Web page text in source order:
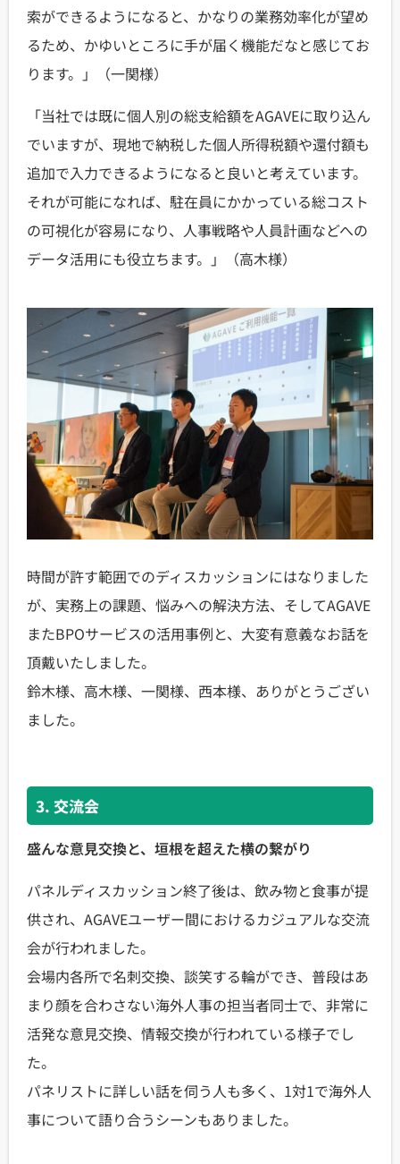
索ができるようになると、かなりの業務効率化が望め
るため、かゆいところに手が届く機能だなと感じてお
ります。」（一関様）
「当社では既に個人別の総支給額をAGAVEに取り込ん
でいますが、現地で納税した個人所得税額や還付額も
追加で入力できるようになると良いと考えています。
それが可能になれば、駐在員にかかっている総コスト
の可視化が容易になり、人事戦略や人員計画などへの
データ活用にも役立ちます。」（高木様）
時間が許す範囲でのディスカッションにはなりました
が、実務上の課題、悩みへの解決方法、そしてAGAVE
またBPOサービスの活用事例と、大変有意義なお話を
頂戴いたしました。
鈴木様、高木様、一関様、西本様、ありがとうござい
ました。
3. 交流会
盛んな意見交換と、垣根を超えた横の繋がり
パネルディスカッション終了後は、飲み物と食事が提
供され、AGAVEユーザー間におけるカジュアルな交流
会が行われました。
会場内各所で名刺交換、談笑する輪ができ、普段はあ
まり顔を合わさない海外人事の担当者同士で、非常に
活発な意見交換、情報交換が行われている様子でし
た。
パネリストに詳しい話を伺う人も多く、1対1で海外人
事について語り合うシーンもありました。